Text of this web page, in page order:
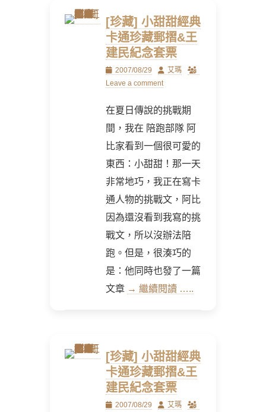
[珍藏] 小甜甜經典
卡通珍藏郵摺&王
建民紀念套票
Posted
on
2007/08/29 Author
艾瑪
Leave a comment
在夏日傳說的挑戰期
間，我在 陪跑部隊 阿
比家看到一個很可愛的
東西：小甜甜！那一天
非常地巧，我正在寫卡
通人物的挑戰文，阿比
因為還沒看到我寫的挑
戰文，所以沒辦法陪
跑。但是，很湊巧的
是：他同時也發了一篇
文章 → 繼續閱讀 …..
[珍藏] 小甜甜經典
卡通珍藏郵摺&王
建民紀念套票
Posted
2007/08/29 Author
艾瑪